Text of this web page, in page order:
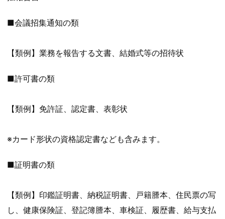
■会議招集通知の類
【類例】業務を報告する文書、結婚式等の招待状
■許可書の類
【類例】免許証、認定書、表彰状
※カード形状の資格認定書なども含みます。
■証明書の類
【類例】印鑑証明書、納税証明書、戸籍謄本、住民票の写
し、健康保険証、登記簿謄本、車検証、履歴書、給与支払